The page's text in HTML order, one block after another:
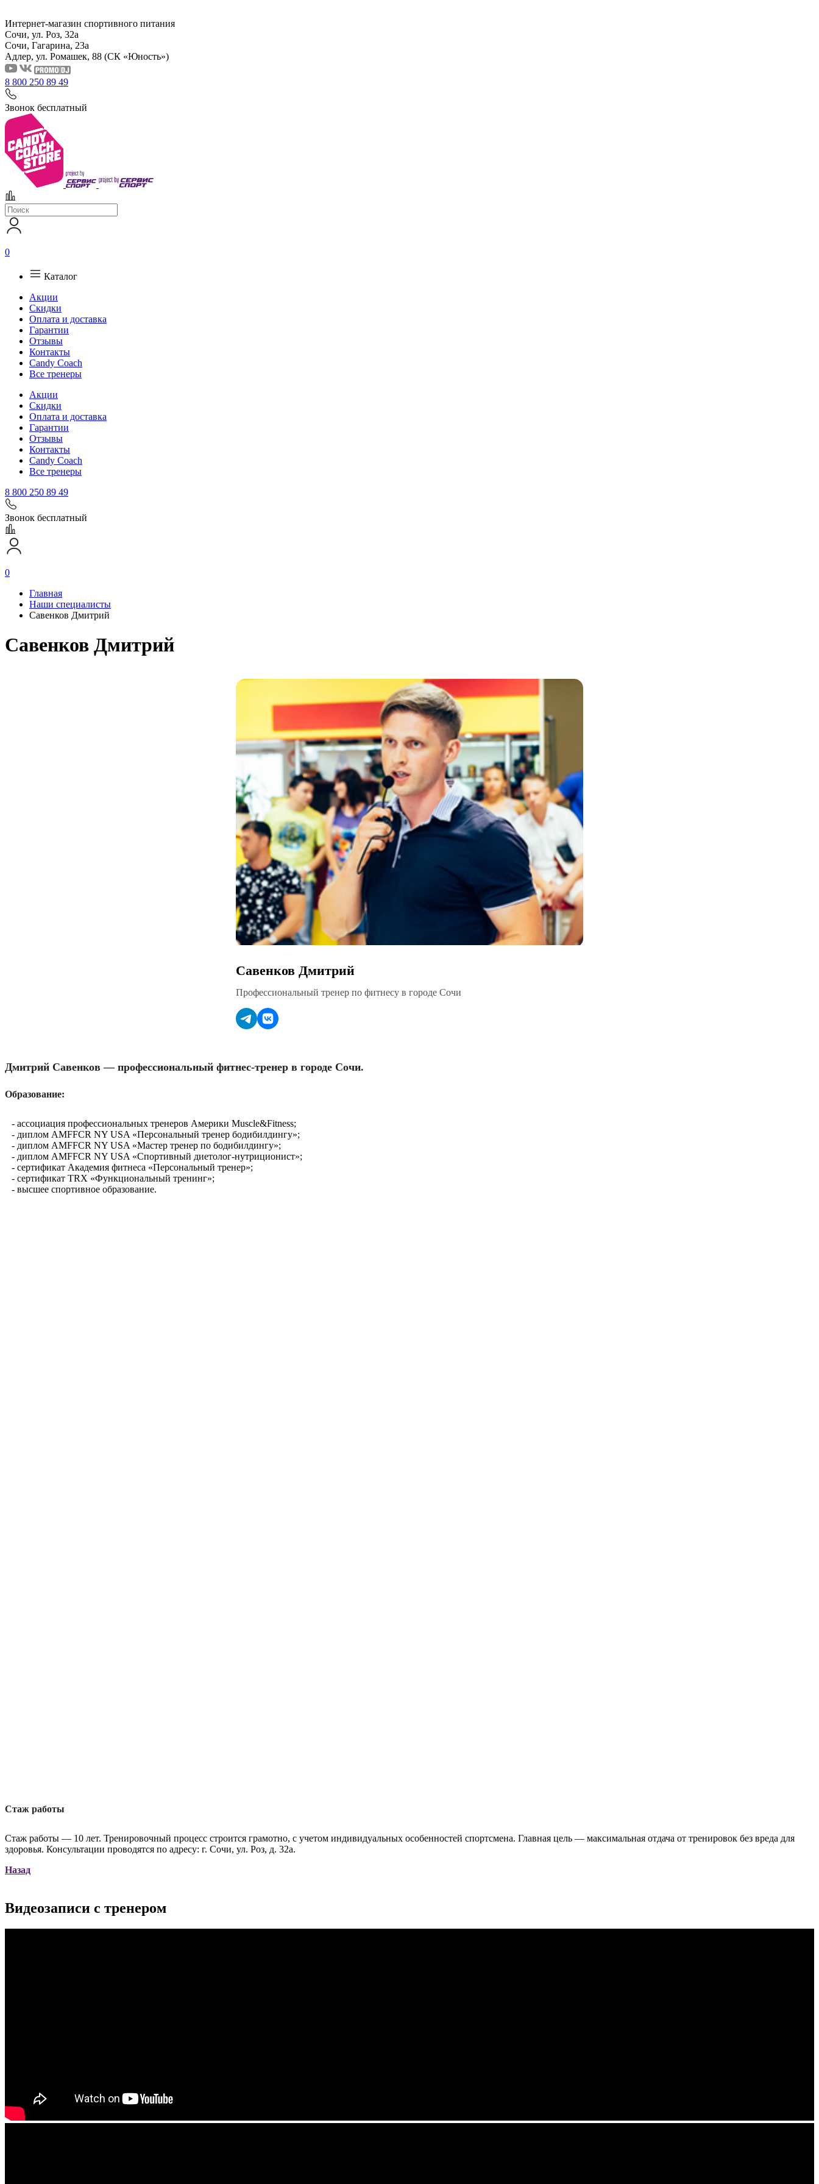
Интернет-магазин спортивного питания
Сочи, ул. Роз, 32а
Сочи, Гагарина, 23а
Адлер, ул. Ромашек, 88 (СК «Юность»)
8 800 250 89 49
Звонок бесплатный
0
Каталог
Акции
Скидки
Оплата и доставка
Гарантии
Отзывы
Контакты
Candy Coach
Все тренеры
Акции
Скидки
Оплата и доставка
Гарантии
Отзывы
Контакты
Candy Coach
Все тренеры
8 800 250 89 49
Звонок бесплатный
0
Главная
Наши специалисты
Савенков Дмитрий
Савенков Дмитрий
Дмитрий Савенков — профессиональный фитнес-тренер в городе Сочи.
Образование:
ассоциация профессиональных тренеров Америки Muscle&Fitness;
диплом AMFFCR NY USA «Персональный тренер бодибилдингу»;
диплом AMFFCR NY USA «Мастер тренер по бодибилдингу»;
диплом AMFFCR NY USA «Спортивный диетолог-нутриционист»;
сертификат Академия фитнеса «Персональный тренер»;
сертификат TRX «Функциональный тренинг»;
высшее спортивное образование.
Стаж работы
Стаж работы — 10 лет. Тренировочный процесс строится грамотно, с учетом индивидуальных особенностей спортсмена. Главная цель — максимальная отдача от тренировок без вреда для
здоровья. Консультации проводятся по адресу: г. Сочи, ул. Роз, д. 32а.
Назад
Савенков Дмитрий
Профессиональный тренер по фитнесу в городе Сочи
Видеозаписи с тренером